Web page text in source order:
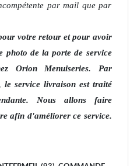
par mail que par
votre retour et pour avoir
photo de la porte de service
Orion Menuiseries. Par
service livraison est traité
Nous allons faire
afin d'améliorer ce service.